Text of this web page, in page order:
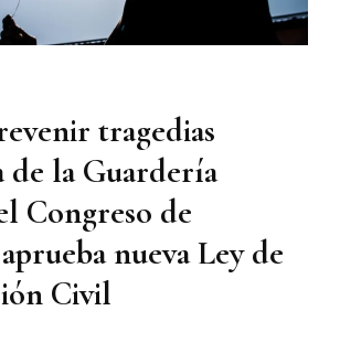
tragedias
de la Guardería
Congreso de
nueva Ley de
Civil